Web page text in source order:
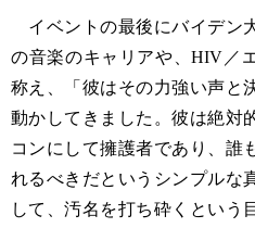
イベントの最後にバイデン
の音楽のキャリアや、HIV／
称え、「彼はその力強い声と
動かしてきました。彼は絶対
コンにして擁護者であり、誰
れるべきだというシンプルな
して、汚名を打ち砕くという